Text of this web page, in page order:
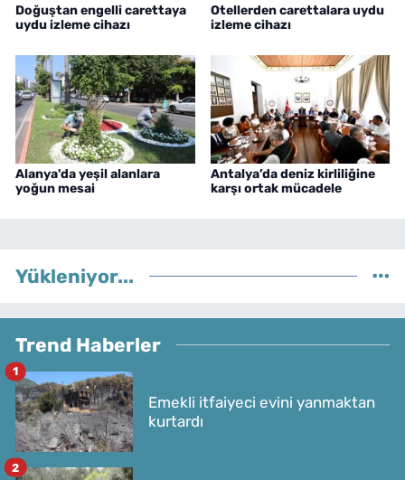
Doğuştan engelli carettaya
uydu izleme cihazı
Otellerden carettalara uydu
izleme cihazı
Alanya'da yeşil alanlara
yoğun mesai
Antalya’da deniz kirliliğine
karşı ortak mücadele
Yükleniyor...
Trend Haberler
Emekli itfaiyeci evini yanmaktan
kurtardı
1
2